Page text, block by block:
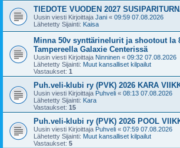
TIEDOTE VUODEN 2027
Uusin viesti Kirjoittaja Jani « 09:59 07.08.2026
Lähetetty Sijainti: Kaisa
Minna 50v synttärinelurit ja shootout la
Tampereella Galaxie Centerissä
Uusin viesti Kirjoittaja Ninninen « 09:32 07.08.2026
Lähetetty Sijainti: Muut kansalliset kilpailut
Vastaukset: 1
Puh.veli-klubi ry (PVK) 2026 KARA
Uusin viesti Kirjoittaja Puhveli « 08:13 07.08.2026
Lähetetty Sijainti: Kara
Vastaukset: 15
Puh.veli-klubi ry (PVK) 2026 POOL
Uusin viesti Kirjoittaja Puhveli « 07:59 07.08.2026
Lähetetty Sijainti: Muut kansalliset kilpailut
Vastaukset: 5